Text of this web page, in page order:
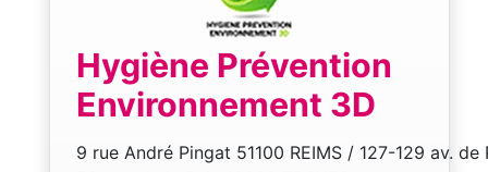
Hygiène Prévention
Environnement 3D
9 rue André Pingat 51100 REIMS / 127-129 av.